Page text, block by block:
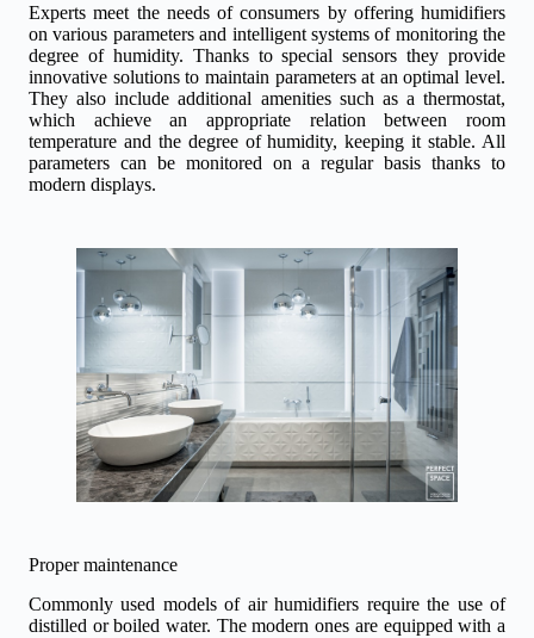
Experts meet the needs of consumers by offering humidifiers
on various parameters and intelligent systems of monitoring the
degree of humidity. Thanks to special sensors they provide
innovative solutions to maintain parameters at an optimal level.
They also include additional amenities such as a thermostat,
which achieve an appropriate relation between room
temperature and the degree of humidity, keeping it stable. All
parameters can be monitored on a regular basis thanks to
modern displays.
Proper maintenance
Commonly used models of air humidifiers require the use of
distilled or boiled water. The modern ones are equipped with a